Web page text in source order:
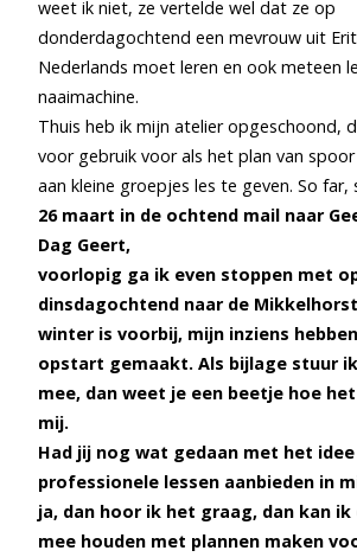
weet ik niet, ze vertelde wel dat ze op
donderdagochtend een mevrouw uit
Nederlands moet leren en ook meteen
naaimachine.
Thuis heb ik mijn atelier opgeschoond,
voor gebruik voor als het plan van
aan kleine groepjes les te geven. So far,
26 maart in de ochtend mail naar
Dag Geert,
voorlopig ga ik even stoppen met
dinsdagochtend naar de
winter is voorbij, mijn inziens
opstart gemaakt. Als bijlage stuur
mee, dan weet je een beetje hoe
mij.
Had jij nog wat gedaan met het
professionele lessen aanbieden in
ja, dan hoor ik het graag, dan kan ik
mee houden met plannen maken